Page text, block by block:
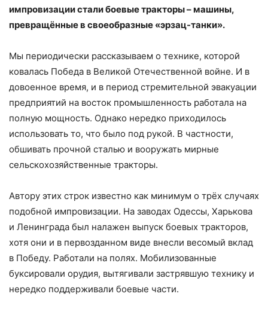
импровизации стали боевые тракторы – машины,
превращённые в своеобразные «эрзац-танки».
Мы периодически рассказываем о технике, которой
ковалась Победа в Великой Отечественной войне. И в
довоенное время, и в период стремительной эвакуации
предприятий на восток промышленность работала на
полную мощность. Однако нередко приходилось
использовать то, что было под рукой. В частности,
обшивать прочной сталью и вооружать мирные
сельскохозяйственные тракторы.
Автору этих строк известно как минимум о трёх случаях
подобной импровизации. На заводах Одессы, Харькова
и Ленинграда был налажен выпуск боевых тракторов,
хотя они и в первозданном виде внесли весомый вклад
в Победу. Работали на полях. Мобилизованные
буксировали орудия, вытягивали застрявшую технику и
нередко поддерживали боевые части.